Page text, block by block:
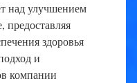
над улучшением
предоставляя
здоровья
и
компании